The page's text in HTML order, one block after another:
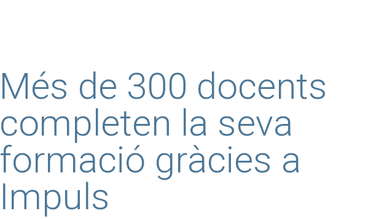
Més de 300 docents
completen la seva
formació gràcies a
Impuls